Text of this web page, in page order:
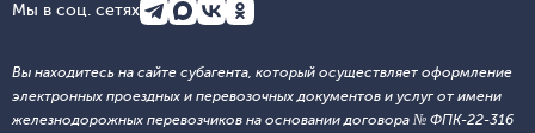
Мы в соц. сетях
Вы находитесь на сайте субагента, который осуществляет оформление
электронных проездных и перевозочных документов и услуг от имени
железнодорожных перевозчиков на основании договора № ФПК-22-316